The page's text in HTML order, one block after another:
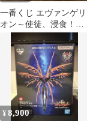
一番くじ エヴァンゲリ
オン～使徒、浸食！～
B賞 第9の使徒 フィギ
ュア
¥8,900